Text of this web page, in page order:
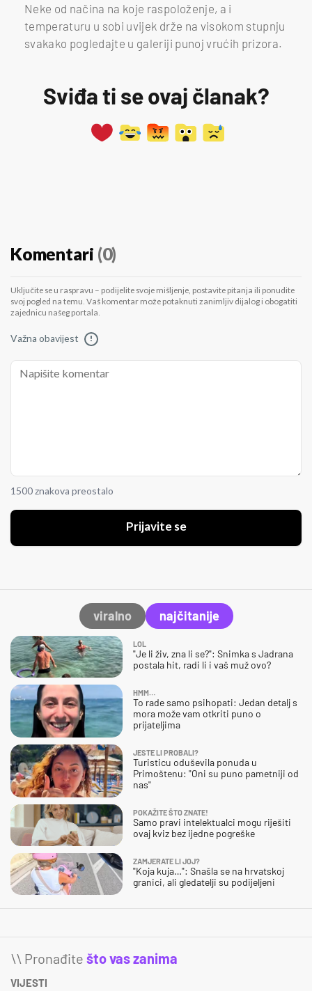
Neke od načina na koje raspoloženje, a i
temperaturu u sobi uvijek drže na visokom stupnju
svakako pogledajte u galeriji punoj vrućih prizora.
Sviđa ti se ovaj članak?
Komentari (0)
Uključite se u raspravu – podijelite svoje mišljenje, postavite pitanja ili ponudite
svoj pogled na temu. Vaš komentar može potaknuti zanimljiv dijalog i obogatiti
zajednicu našeg portala.
Važna obavijest !
1500 znakova preostalo
Prijavite se
viralno najčitanije
LOL
"Je li živ, zna li se?": Snimka s Jadrana
postala hit, radi li i vaš muž ovo?
HMM…
To rade samo psihopati: Jedan detalj s
mora može vam otkriti puno o
prijateljima
JESTE LI PROBALI?
Turisticu oduševila ponuda u
Primoštenu: "Oni su puno pametniji od
nas"
POKAŽITE ŠTO ZNATE!
Samo pravi intelektualci mogu riješiti
ovaj kviz bez ijedne pogreške
ZAMJERATE LI JOJ?
"Koja kuja…": Snašla se na hrvatskoj
granici, ali gledatelji su podijeljeni
\\ Pronađite što vas zanima
VIJESTI